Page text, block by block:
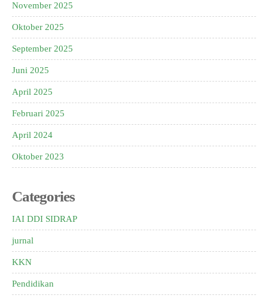
November 2025
Oktober 2025
September 2025
Juni 2025
April 2025
Februari 2025
April 2024
Oktober 2023
Categories
IAI DDI SIDRAP
jurnal
KKN
Pendidikan